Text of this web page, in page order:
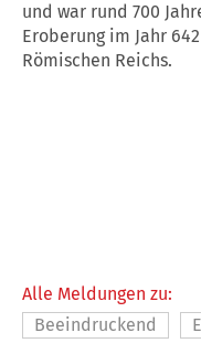
und war rund 700
Eroberung im Jahr
Römischen Reichs.
Alle Meldungen zu:
Beeindruckend